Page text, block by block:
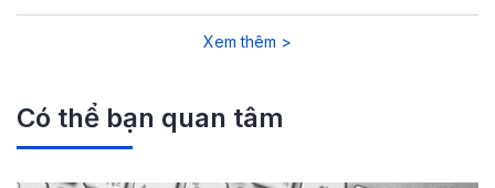
Xem thêm >
Có thể bạn quan tâm